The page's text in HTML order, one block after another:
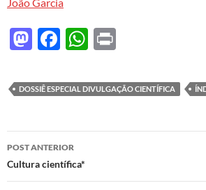
M
to
d
o
n
F
e
b
o
o
k
W
at
s
A
nt
DOSSIÊ ESPECIAL DIVULGAÇÃO CIENTÍFICA
Navegação
de
POST ANTERIOR
Cultura científica*